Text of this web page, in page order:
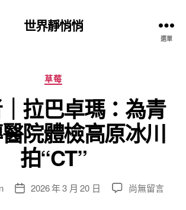
世界靜悄悄
選單
分
類
草莓
拉巴卓瑪：為青
院體檢高原冰川
拍“CT”
文 2026 年 3 月 20 日
在
尚無留言